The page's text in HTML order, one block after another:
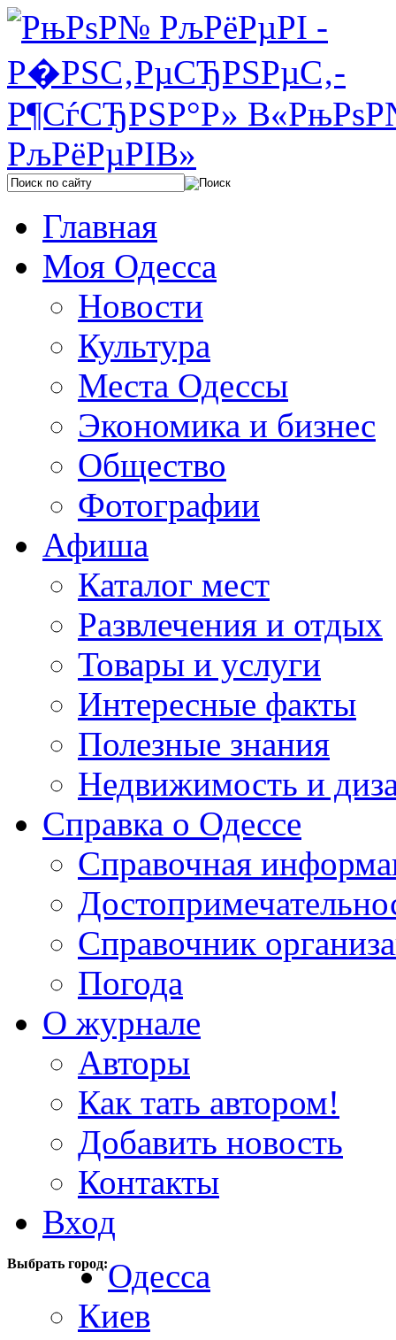
Главная
Моя Одесса
Новости
Культура
Места Одессы
Экономика и бизнес
Общество
Фотографии
Афиша
Каталог мест
Развлечения и отдых
Товары и услуги
Интересные факты
Полезные знания
Недвижимость и
Справка о Одессе
Справочная
Справочник
Погода
О журнале
Авторы
Как тать автором!
Добавить новость
Контакты
Вход
Выбрать город:Одесса
Киев